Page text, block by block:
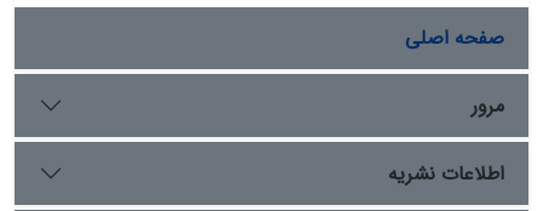
صفحه اصلی
مرور
اطلاعات نشریه